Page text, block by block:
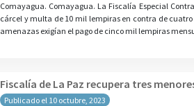
Comayagua. Comayagua. La Fiscalía Especial
cárcel y multa de 10 mil lempiras en contra de
amenazas exigían el pago de cinco mil lempiras
Fiscalía de La Paz recupera tres
Publicado el 10 octubre, 2023